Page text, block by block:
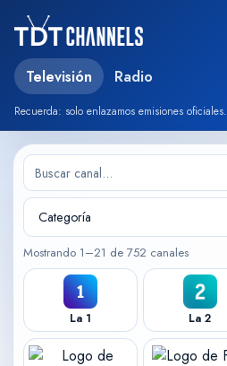
Televisión Radio
Recuerda: solo enlazamos emisiones oficiales.
Mostrando 1–21 de 752 canales
La 1 La 2